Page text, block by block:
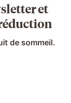
et
de sommeil.